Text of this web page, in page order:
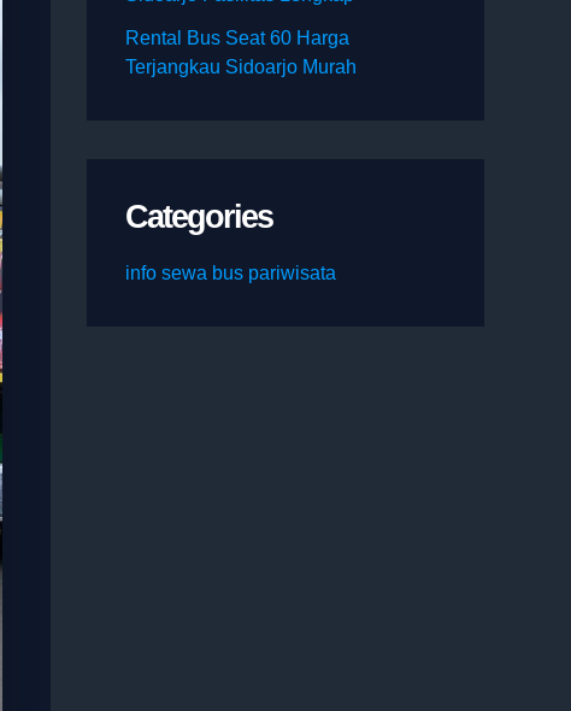
Rental Bus Seat 60 Harga
Terjangkau Sidoarjo Murah
Categories
info sewa bus pariwisata